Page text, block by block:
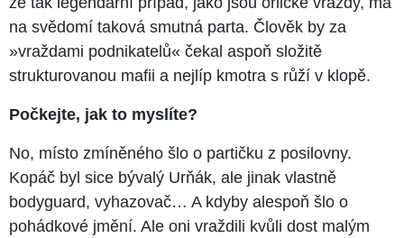
na svědomí taková smutná parta. Člověk by za
»vraždami podnikatelů« čekal aspoň složitě
strukturovanou mafii a nejlíp kmotra s růží v klopě.
Počkejte, jak to myslíte?
No, místo zmíněného šlo o partičku z posilovny.
Kopáč byl sice bývalý Urňák, ale jinak vlastně
bodyguard, vyhazovač… A kdyby alespoň šlo o
pohádkové jmění. Ale oni vraždili kvůli dost malým